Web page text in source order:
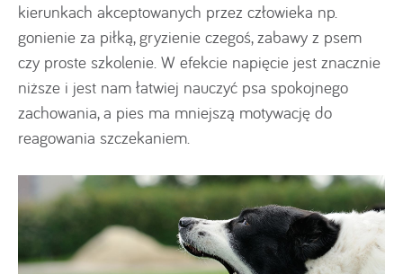
kierunkach akceptowanych przez człowieka np.
gonienie za piłką, gryzienie czegoś, zabawy z psem
czy proste szkolenie. W efekcie napięcie jest znacznie
niższe i jest nam łatwiej nauczyć psa spokojnego
zachowania, a pies ma mniejszą motywację do
reagowania szczekaniem.